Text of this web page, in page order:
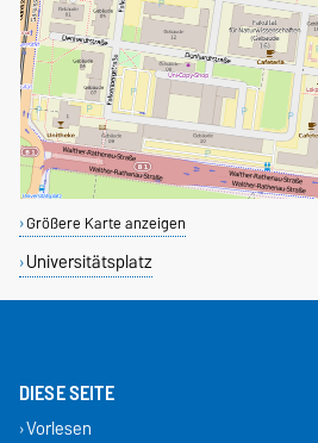
Größere Karte anzeigen
Universitätsplatz
DIESE SEITE
Vorlesen